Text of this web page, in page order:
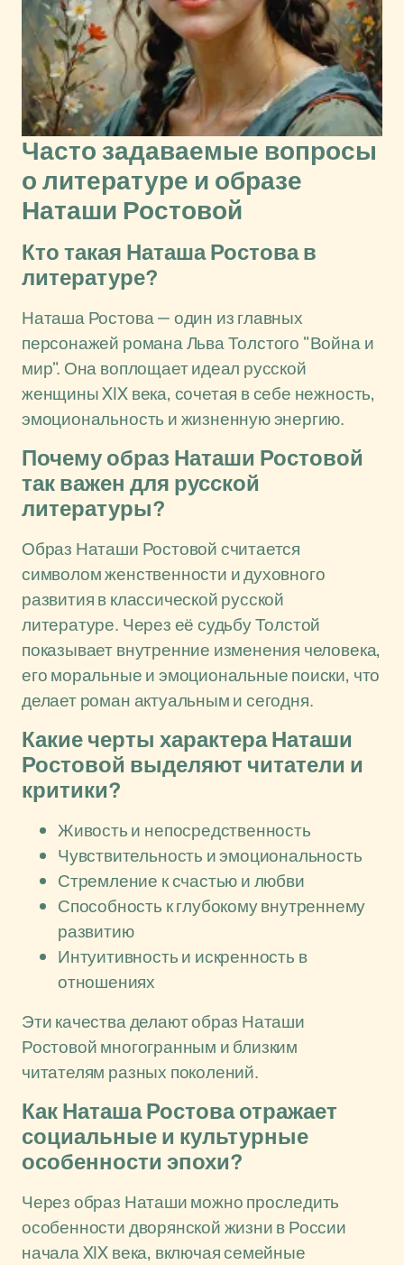
Часто задаваемые вопросы
о литературе и образе
Наташи Ростовой
Кто такая Наташа Ростова в
литературе?
Наташа Ростова — один из главных
персонажей романа Льва Толстого "Война и
мир". Она воплощает идеал русской
женщины XIX века, сочетая в себе нежность,
эмоциональность и жизненную энергию.
Почему образ Наташи Ростовой
так важен для русской
литературы?
Образ Наташи Ростовой считается
символом женственности и духовного
развития в классической русской
литературе. Через её судьбу Толстой
показывает внутренние изменения человека,
его моральные и эмоциональные поиски, что
делает роман актуальным и сегодня.
Какие черты характера Наташи
Ростовой выделяют читатели и
критики?
Живость и непосредственность
Чувствительность и эмоциональность
Стремление к счастью и любви
Способность к глубокому внутреннему
развитию
Интуитивность и искренность в
отношениях
Эти качества делают образ Наташи
Ростовой многогранным и близким
читателям разных поколений.
Как Наташа Ростова отражает
социальные и культурные
особенности эпохи?
Через образ Наташи можно проследить
особенности дворянской жизни в России
начала XIX века, включая семейные